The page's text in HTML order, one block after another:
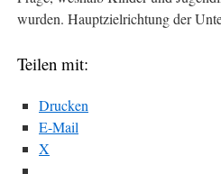
wurden. Hauptzielrichtung der
Teilen mit:
Drucken
E-Mail
X